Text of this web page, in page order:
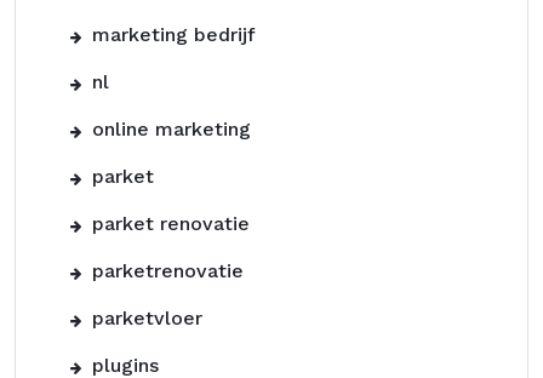
marketing bedrijf
nl
online marketing
parket
parket renovatie
parketrenovatie
parketvloer
plugins